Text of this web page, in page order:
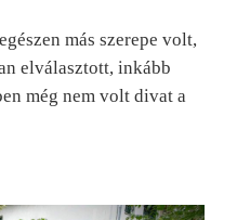
más szerepe volt,
elválasztott, inkább
még nem volt divat a